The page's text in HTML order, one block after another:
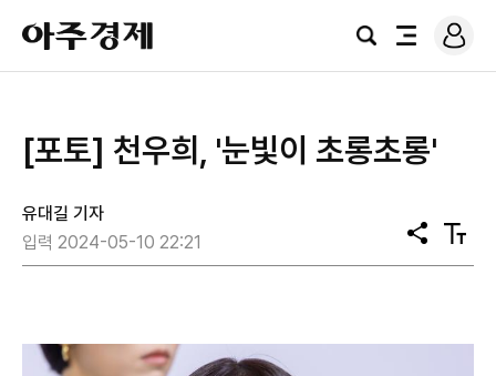
아
주
경
검
전
로
그
[포토] 천우희, '눈빛이 초롱초롱'
유대길 기자
입력 2024-05-10 22:21
공
유
텍
스